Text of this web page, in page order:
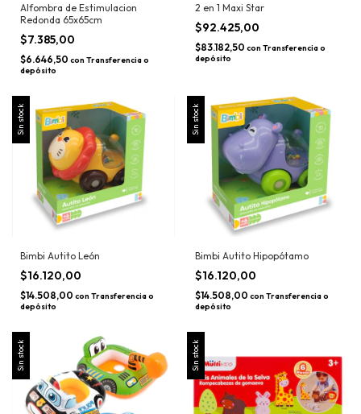
Alfombra de Estimulacion
Redonda 65x65cm
$7.385,00
$6.646,50 con Transferencia o
depósito
2 en 1 Maxi Star
$92.425,00
$83.182,50 con Transferencia o
depósito
Sin stock
Bimbi Autito León
$16.120,00
$14.508,00 con Transferencia o
depósito
Sin stock
Bimbi Autito Hipopótamo
$16.120,00
$14.508,00 con Transferencia o
depósito
Sin stock Sin stock